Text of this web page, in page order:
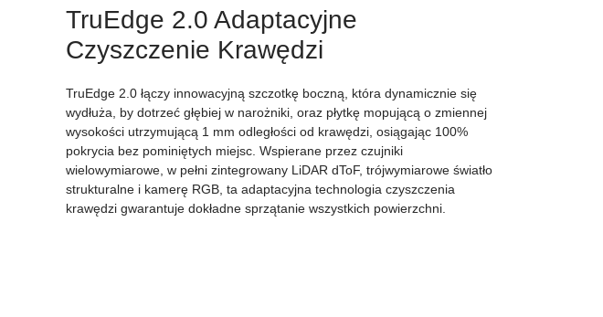
TruEdge 2.0 Adaptacyjne
Czyszczenie Krawędzi
TruEdge 2.0 łączy innowacyjną szczotkę boczną, która dynamicznie się
wydłuża, by dotrzeć głębiej w narożniki, oraz płytkę mopującą o zmiennej
wysokości utrzymującą 1 mm odległości od krawędzi, osiągając 100%
pokrycia bez pominiętych miejsc. Wspierane przez czujniki
wielowymiarowe, w pełni zintegrowany LiDAR dToF, trójwymiarowe światło
strukturalne i kamerę RGB, ta adaptacyjna technologia czyszczenia
krawędzi gwarantuje dokładne sprzątanie wszystkich powierzchni.